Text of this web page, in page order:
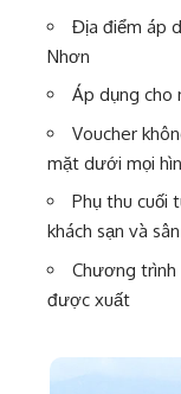
Địa điểm áp
Nhơn
Áp dụng cho
Voucher
mặt dưới mọi
Phụ thu cuối
khách sạn và
Chương
được xuất